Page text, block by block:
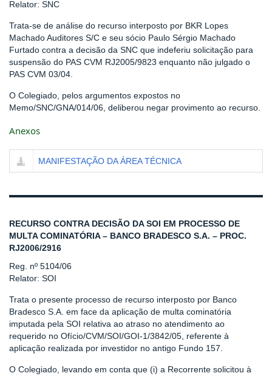
Relator: SNC
Trata-se de análise do recurso interposto por BKR Lopes
Machado Auditores S/C e seu sócio Paulo Sérgio Machado
Furtado contra a decisão da SNC que indeferiu solicitação para
suspensão do PAS CVM RJ2005/9823 enquanto não julgado o
PAS CVM 03/04.
O Colegiado, pelos argumentos expostos no
Memo/SNC/GNA/014/06, deliberou negar provimento ao recurso.
Anexos
MANIFESTAÇÃO DA ÁREA TÉCNICA
RECURSO CONTRA DECISÃO DA SOI EM PROCESSO DE
MULTA COMINATÓRIA – BANCO BRADESCO S.A. – PROC.
RJ2006/2916
Reg. nº 5104/06
Relator: SOI
Trata o presente processo de recurso interposto por Banco
Bradesco S.A. em face da aplicação de multa cominatória
imputada pela SOI relativa ao atraso no atendimento ao
requerido no Ofício/CVM/SOI/GOI-1/3842/05, referente à
aplicação realizada por investidor no antigo Fundo 157.
O Colegiado, levando em conta que (i) a Recorrente solicitou à